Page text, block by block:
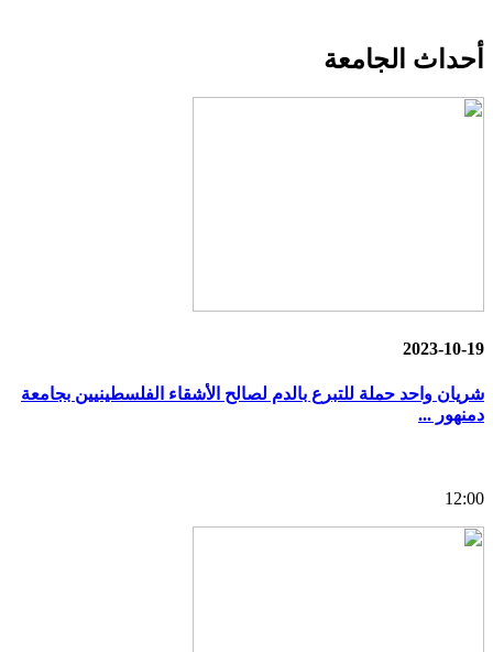
أحداث الجامعة
2023-10-19
شريان واحد حملة للتبرع بالدم لصالح الأشقاء الفلسطينيين بجامعة
دمنهور ...
12:00